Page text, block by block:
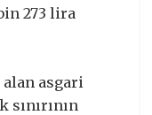
273 lira
alan asgari
sınırının